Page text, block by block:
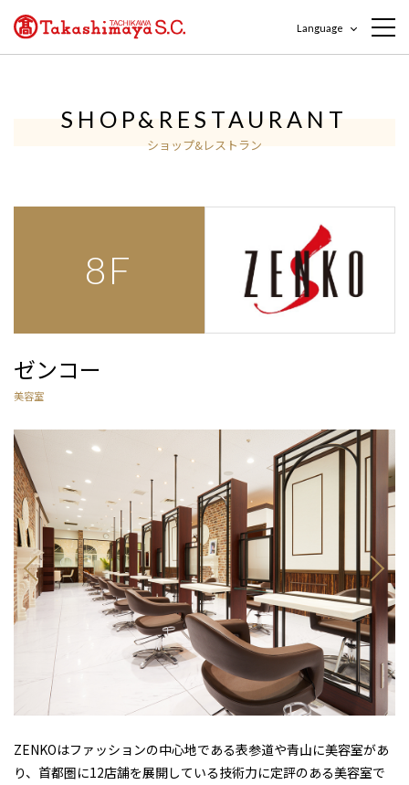
Language
SHOP&RESTAURANT
ショップ&レストラン
8F
ゼンコー
美容室
ZENKOはファッションの中心地である表参道や青山に美容室があ
り、首都圏に12店舗を展開している技術力に定評のある美容室で